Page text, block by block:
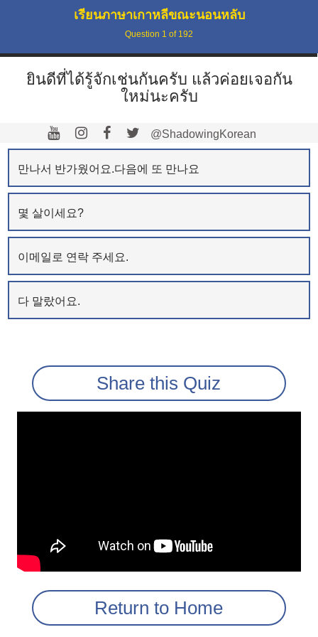
เรียนภาษาเกาหลีขณะนอนหลับ
Question 1 of 192
ยินดีที่ได้รู้จักเช่นกันครับ แล้วค่อยเจอกัน
ใหม่นะครับ
@ShadowingKorean
만나서 반가웠어요.다음에 또 만나요
몇 살이세요?
이메일로 연락 주세요.
다 말랐어요.
Share this Quiz
Return to Home